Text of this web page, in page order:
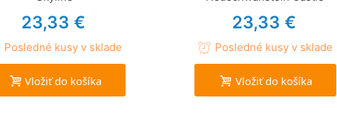
23,33 €
Posledné kusy v sklade
Vložiť do košíka
23,33 €
Posledné kusy v sklade
Vložiť do košíka